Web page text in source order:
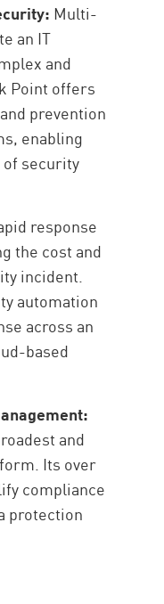
Multi-
an IT
and
Point offers
prevention
enabling
security
response
the cost and
incident.
automation
across an
based
and
Its over
compliance
protection